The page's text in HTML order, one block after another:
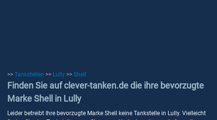
>> Tankstellen >> Lully >> Shell
Finden Sie auf clever-tanken.de die ihre bevorzugte
Marke Shell in Lully
Leider betreibt Ihre bevorzugte Marke Shell keine Tankstelle in Lully. Vielleicht